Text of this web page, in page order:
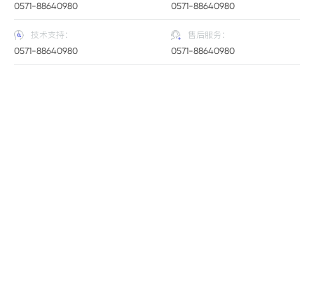
0571-88640980 0571-88640980
技术支持：
0571-88640980
售后服务：
0571-88640980